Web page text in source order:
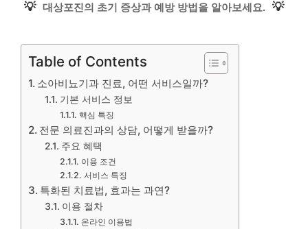
💡 대상포진의 초기 증상과 예방 방법을 알아보세요. 💡
Table of Contents
소아비뇨기과 진료, 어떤 서비스일까?
기본 서비스 정보
핵심 특징
전문 의료진과의 상담, 어떻게 받을까?
주요 혜택
이용 조건
서비스 특징
특화된 치료법, 효과는 과연?
이용 절차
온라인 이용법